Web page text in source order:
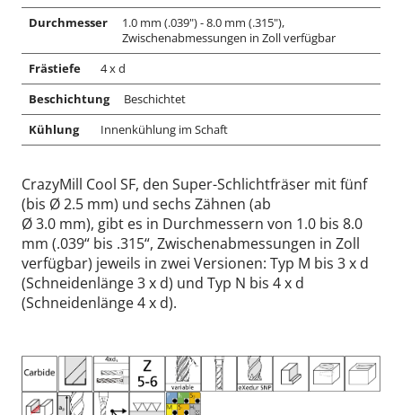
Durchmesser
1.0 mm (.039") - 8.0 mm (.315"),
Zwischenabmessungen in Zoll verfügbar
Frästiefe
4 x d
Beschichtung
Beschichtet
Kühlung
Innenkühlung im Schaft
CrazyMill Cool SF, den Super-Schlichtfräser mit fünf
(bis Ø 2.5 mm) und sechs Zähnen (ab
Ø 3.0 mm), gibt es in Durchmessern von 1.0 bis 8.0
mm (.039“ bis .315“, Zwischenabmessungen in Zoll
verfügbar) jeweils in zwei Versionen: Typ M bis 3 x d
(Schneidenlänge 3 x d) und Typ N bis 4 x d
(Schneidenlänge 4 x d).